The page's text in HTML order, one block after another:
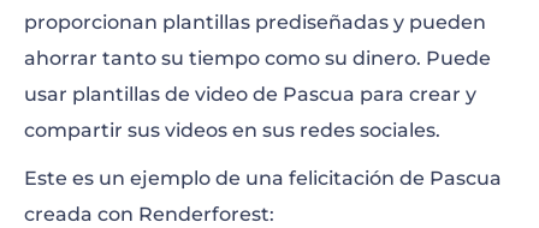
proporcionan plantillas prediseñadas y pueden
ahorrar tanto su tiempo como su dinero. Puede
usar plantillas de video de Pascua para crear y
compartir sus videos en sus redes sociales.
Este es un ejemplo de una felicitación de Pascua
creada con Renderforest: